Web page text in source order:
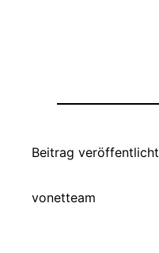
Beitrag veröffentlicht
vonetteam